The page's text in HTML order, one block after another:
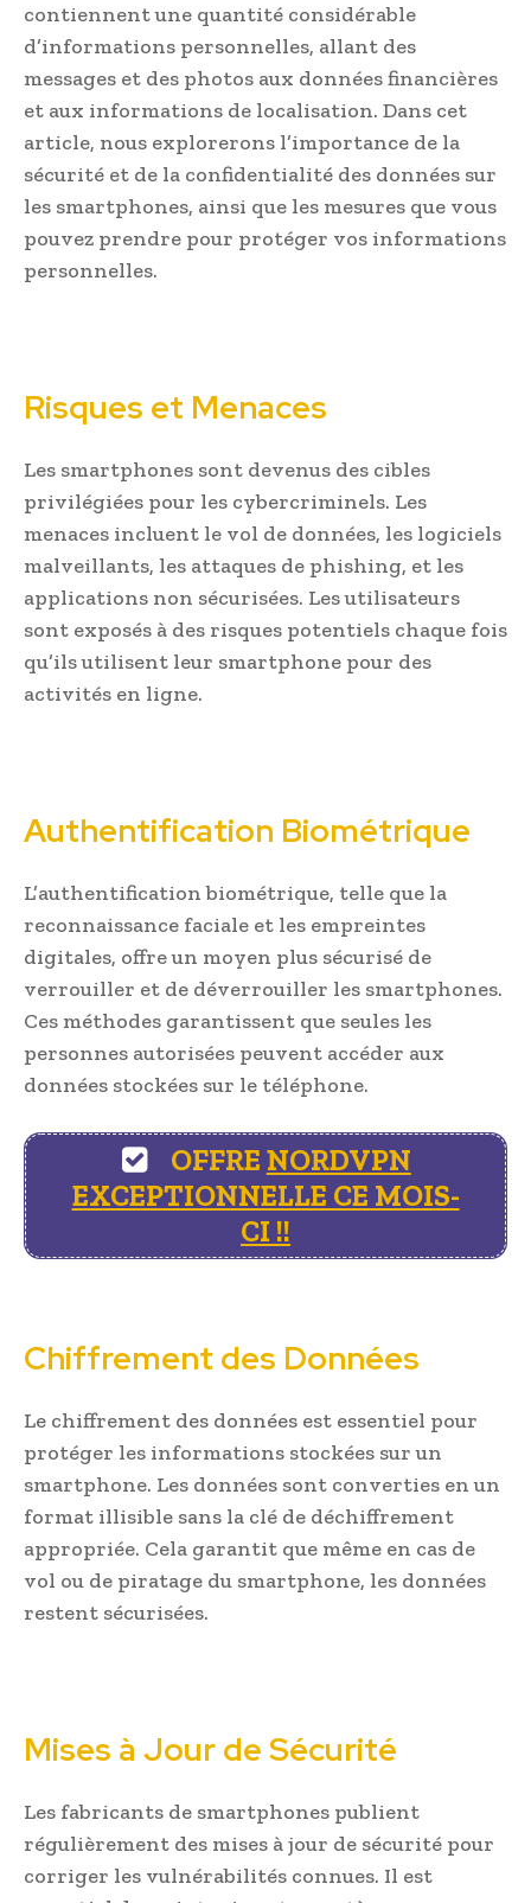
contiennent une quantité considérable
d’informations personnelles, allant des
messages et des photos aux données financières
et aux informations de localisation. Dans cet
article, nous explorerons l’importance de la
sécurité et de la confidentialité des données sur
les smartphones, ainsi que les mesures que vous
pouvez prendre pour protéger vos informations
personnelles.
Risques et Menaces
Les smartphones sont devenus des cibles
privilégiées pour les cybercriminels. Les
menaces incluent le vol de données, les logiciels
malveillants, les attaques de phishing, et les
applications non sécurisées. Les utilisateurs
sont exposés à des risques potentiels chaque fois
qu’ils utilisent leur smartphone pour des
activités en ligne.
Authentification Biométrique
L’authentification biométrique, telle que la
reconnaissance faciale et les empreintes
digitales, offre un moyen plus sécurisé de
verrouiller et de déverrouiller les smartphones.
Ces méthodes garantissent que seules les
personnes autorisées peuvent accéder aux
données stockées sur le téléphone.
OFFRE NORDVPN
EXCEPTIONNELLE CE MOIS-
CI !!
Chiffrement des Données
Le chiffrement des données est essentiel pour
protéger les informations stockées sur un
smartphone. Les données sont converties en un
format illisible sans la clé de déchiffrement
appropriée. Cela garantit que même en cas de
vol ou de piratage du smartphone, les données
restent sécurisées.
Mises à Jour de Sécurité
Les fabricants de smartphones publient
régulièrement des mises à jour de sécurité pour
corriger les vulnérabilités connues. Il est